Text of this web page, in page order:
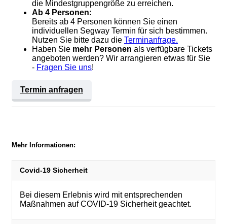
die Mindestgruppengröße zu erreichen.
Ab 4 Personen:
Bereits ab 4 Personen können Sie einen
individuellen Segway Termin für sich bestimmen.
Nutzen Sie bitte dazu die Terminanfrage.
Haben Sie mehr Personen als verfügbare Tickets
angeboten werden? Wir arrangieren etwas für Sie
- Fragen Sie uns!
Termin anfragen
Mehr Informationen:
Covid-19 Sicherheit
Bei diesem Erlebnis wird mit entsprechenden
Maßnahmen auf COVID-19 Sicherheit geachtet.